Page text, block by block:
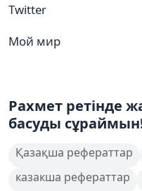
Twitter
Мой мир
Рахмет ретінде
басуды
Қазақша рефераттар
казакша рефераттар